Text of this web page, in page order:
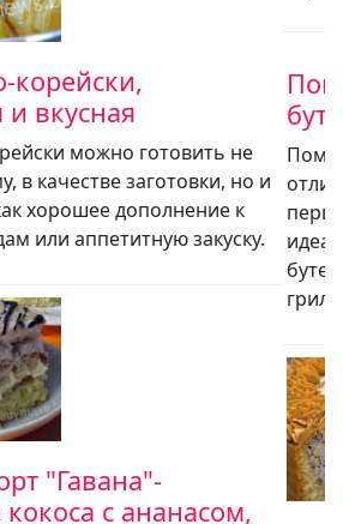
корейски,
и вкусная
можно готовить не
в качестве заготовки, но и
хорошее дополнение к
или аппетитную закуску.
"Гавана"-
с ананасом,